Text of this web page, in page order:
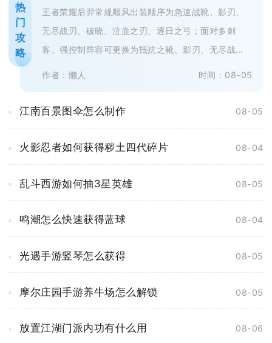
热
门
攻
略
王者荣耀后羿常规顺风出装顺序为急速战靴、影刃、
无尽战刃、破晓、泣血之刃、逐日之弓；面对多刺
客、强控制阵容可更换为抵抗之靴、影刃、无尽战
作者：懒人 时间：08-05
江南百景图伞怎么制作 08-05
火影忍者如何获得秽土四代碎片 08-04
乱斗西游如何抽3星英雄 08-05
鸣潮怎么快速获得蓝球 08-04
光遇手游竖琴怎么获得 08-05
摩尔庄园手游养牛场怎么解锁 08-05
放置江湖门派内功有什么用 08-06